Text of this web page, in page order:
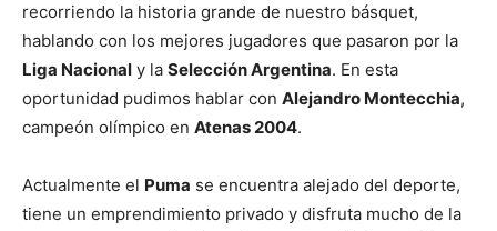
recorriendo la historia grande de nuestro básquet,
hablando con los mejores jugadores que pasaron por la
Liga Nacional y la Selección Argentina. En esta
oportunidad pudimos hablar con Alejandro Montecchia,
campeón olímpico en Atenas 2004.
Actualmente el Puma se encuentra alejado del deporte,
tiene un emprendimiento privado y disfruta mucho de la